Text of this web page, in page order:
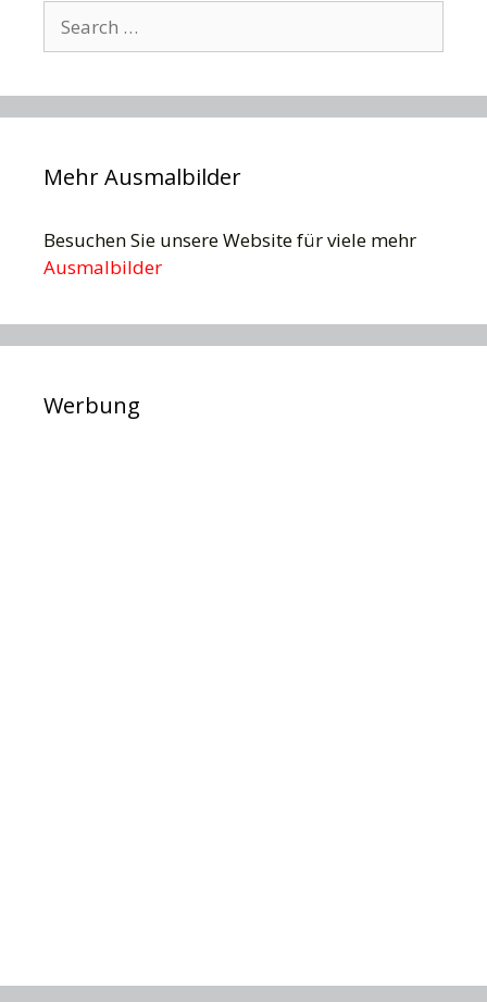
for:
Mehr Ausmalbilder
Besuchen Sie unsere Website für viele mehr
Ausmalbilder
Werbung